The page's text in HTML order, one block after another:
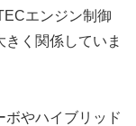
エンジン制御
く関係していま
ボやハイブリッド